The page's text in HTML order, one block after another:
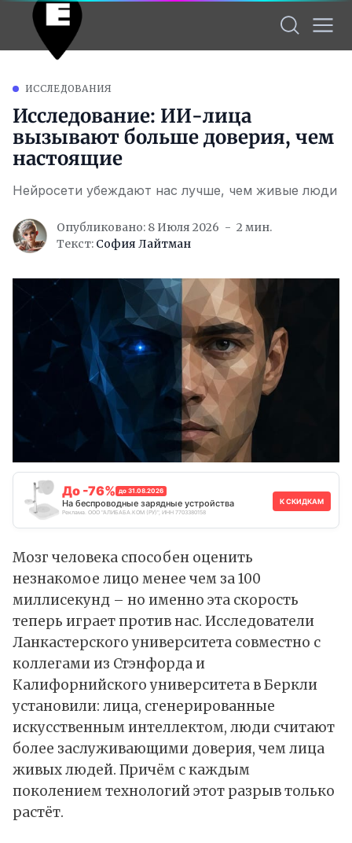
ИССЛЕДОВАНИЯ
Исследование: ИИ-лица
вызывают больше доверия, чем
настоящие
Нейросети убеждают нас лучше, чем живые люди
Опубликовано: 8 Июля 2026
2 мин.
Текст: София Лайтман
До -76% до 31.08.2026
На беспроводные зарядные устройства
Реклама. ООО "АЛИБАБА.КОМ (РУ)", ИНН 7703380158
К СКИДКАМ
Мозг человека способен оценить
незнакомое лицо менее чем за 100
миллисекунд – но именно эта скорость
теперь играет против нас. Исследователи
Ланкастерского университета совместно с
коллегами из Стэнфорда и
Калифорнийского университета в Беркли
установили: лица, сгенерированные
искусственным интеллектом, люди считают
более заслуживающими доверия, чем лица
живых людей. Причём с каждым
поколением технологий этот разрыв только
растёт.